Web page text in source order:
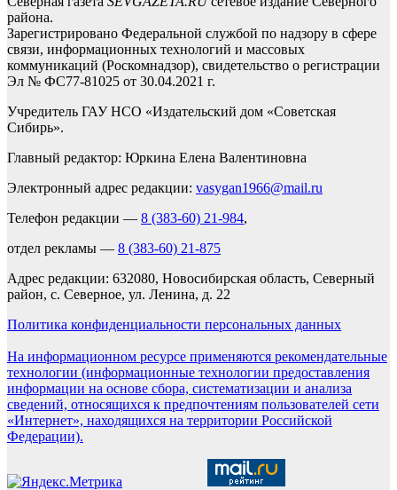
района.
Зарегистрировано Федеральной службой по надзору в сфере
связи, информационных технологий и массовых
коммуникаций (Роскомнадзор), свидетельство о регистрации
Эл № ФС77-81025 от 30.04.2021 г.
Учредитель ГАУ НСО «Издательский дом «Советская
Сибирь».
Главный редактор: Юркина Елена Валентиновна
Электронный адрес редакции: vasygan1966@mail.ru
Телефон редакции — 8 (383-60) 21-984,
отдел рекламы — 8 (383-60) 21-875
Адрес редакции: 632080, Новосибирская область, Северный
район, с. Северное, ул. Ленина, д. 22
Политика конфиденциальности персональных данных
На информационном ресурсе применяются рекомендательные
технологии (информационные технологии предоставления
информации на основе сбора, систематизации и анализа
сведений, относящихся к предпочтениям пользователей сети
«Интернет», находящихся на территории Российской
Федерации).